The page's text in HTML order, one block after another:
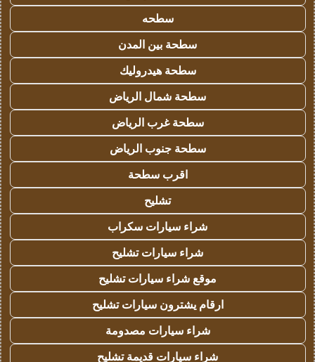
سطحه
سطحة بين المدن
سطحة هيدروليك
سطحة شمال الرياض
سطحة غرب الرياض
سطحة جنوب الرياض
اقرب سطحة
تشليح
شراء سيارات سكراب
شراء سيارات تشليح
موقع شراء سيارات تشليح
ارقام يشترون سيارات تشليح
شراء سيارات مصدومة
شراء سيارات قديمة تشليح